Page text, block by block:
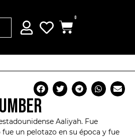
0
Aaliyah. Fue
fue un pelotazo en su época y fue